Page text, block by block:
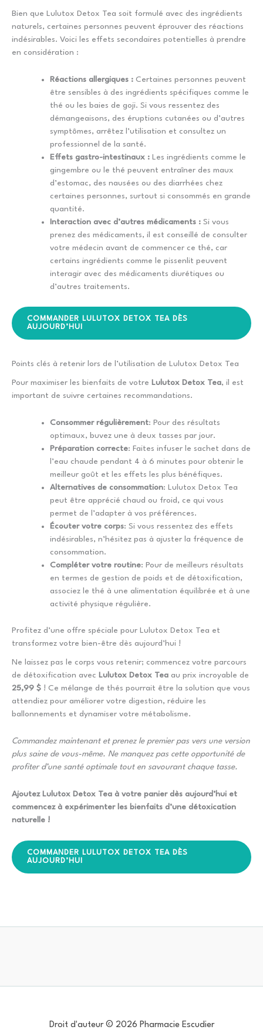
Bien que Lulutox Detox Tea soit formulé avec des ingrédients
naturels, certaines personnes peuvent éprouver des réactions
indésirables. Voici les effets secondaires potentielles à prendre
en considération :
Réactions allergiques : Certaines personnes peuvent
être sensibles à des ingrédients spécifiques comme le
thé ou les baies de goji. Si vous ressentez des
démangeaisons, des éruptions cutanées ou d’autres
symptômes, arrêtez l’utilisation et consultez un
professionnel de la santé.
Effets gastro-intestinaux : Les ingrédients comme le
gingembre ou le thé peuvent entraîner des maux
d’estomac, des nausées ou des diarrhées chez
certaines personnes, surtout si consommés en grande
quantité.
Interaction avec d’autres médicaments : Si vous
prenez des médicaments, il est conseillé de consulter
votre médecin avant de commencer ce thé, car
certains ingrédients comme le pissenlit peuvent
interagir avec des médicaments diurétiques ou
d’autres traitements.
COMMANDER LULUTOX DETOX TEA DÈS
AUJOURD’HUI
Points clés à retenir lors de l’utilisation de Lulutox Detox Tea
Pour maximiser les bienfaits de votre Lulutox Detox Tea, il est
important de suivre certaines recommandations.
Consommer régulièrement: Pour des résultats
optimaux, buvez une à deux tasses par jour.
Préparation correcte: Faites infuser le sachet dans de
l’eau chaude pendant 4 à 6 minutes pour obtenir le
meilleur goût et les effets les plus bénéfiques.
Alternatives de consommation: Lulutox Detox Tea
peut être apprécié chaud ou froid, ce qui vous
permet de l’adapter à vos préférences.
Écouter votre corps: Si vous ressentez des effets
indésirables, n’hésitez pas à ajuster la fréquence de
consommation.
Compléter votre routine: Pour de meilleurs résultats
en termes de gestion de poids et de détoxification,
associez le thé à une alimentation équilibrée et à une
activité physique régulière.
Profitez d’une offre spéciale pour Lulutox Detox Tea et
transformez votre bien-être dès aujourd’hui !
Ne laissez pas le corps vous retenir; commencez votre parcours
de détoxification avec Lulutox Detox Tea au prix incroyable de
25,99 $ ! Ce mélange de thés pourrait être la solution que vous
attendiez pour améliorer votre digestion, réduire les
ballonnements et dynamiser votre métabolisme.
Commandez maintenant et prenez le premier pas vers une version
plus saine de vous-même. Ne manquez pas cette opportunité de
profiter d’une santé optimale tout en savourant chaque tasse.
Ajoutez Lulutox Detox Tea à votre panier dès aujourd’hui et
commencez à expérimenter les bienfaits d’une détoxication
naturelle !
COMMANDER LULUTOX DETOX TEA DÈS
AUJOURD’HUI
Droit d'auteur © 2026 Pharmacie Escudier